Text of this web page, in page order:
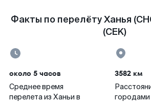
Факты по перелёту Ханья
(CEK)
около 5 часов
Среднее время
перелета из Ханьи в
3582 км
городами